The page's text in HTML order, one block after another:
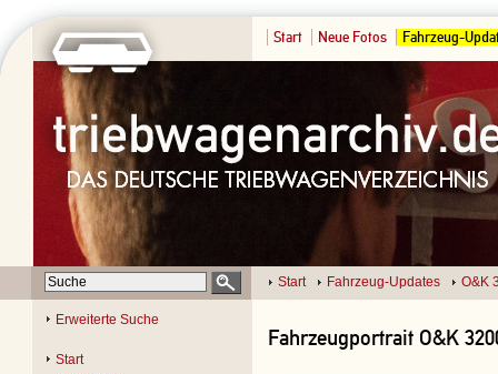
Start Neue Fotos Fahrzeug-
Start Fahrzeug-Updates O&K
Erweiterte Suche
Start
Fahrzeugportrait O&K